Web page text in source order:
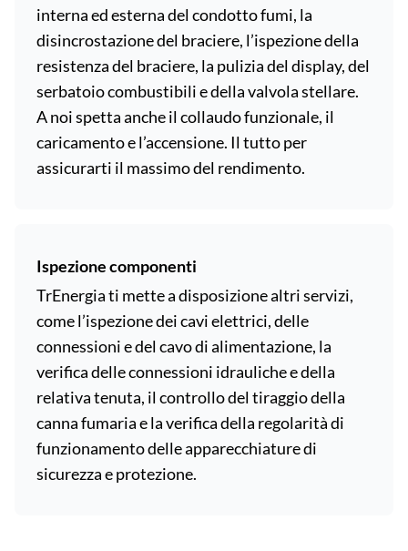
interna ed esterna del condotto fumi, la
disincrostazione del braciere, l’ispezione della
resistenza del braciere, la pulizia del display, del
serbatoio combustibili e della valvola stellare.
A noi spetta anche il collaudo funzionale, il
caricamento e l’accensione. Il tutto per
assicurarti il massimo del rendimento.
Ispezione componenti
TrEnergia ti mette a disposizione altri servizi,
come l’ispezione dei cavi elettrici, delle
connessioni e del cavo di alimentazione, la
verifica delle connessioni idrauliche e della
relativa tenuta, il controllo del tiraggio della
canna fumaria e la verifica della regolarità di
funzionamento delle apparecchiature di
sicurezza e protezione.